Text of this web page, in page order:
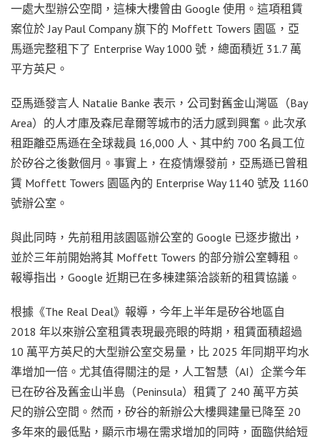
一處大型辦公空間，這棟大樓曾由 Google 使用。這項租賃
案位於 Jay Paul Company 旗下的 Moffett Towers 園區，亞
馬遜完整租下了 Enterprise Way 1000 號，總面積近 31.7 萬
平方英尺。
亞馬遜發言人 Natalie Banke 表示，公司對舊金山灣區（Bay
Area）的人才庫及森尼韋爾等城市的活力感到興奮。此次承
租距離亞馬遜在全球裁員 16,000 人、其中約 700 名員工位
於矽谷之後數個月。事實上，在疫情爆發前，亞馬遜已曾租
賃 Moffett Towers 園區內的 Enterprise Way 1140 號及 1160
號辦公室。
與此同時，先前租用該園區辦公室的 Google 已逐步撤出，
並於三年前開始將其 Moffett Towers 的部分辦公室轉租。
報導指出，Google 近期已在多棟建築洽談新的租賃協議。
根據《The Real Deal》報導，今年上半年是矽谷地區自
2018 年以來辦公室租賃表現最亮眼的時期，租賃面積超過
10 萬平方英尺的大型辦公室交易量，比 2025 年同期平均水
準增加一倍。尤其值得關注的是，人工智慧（AI）企業今年
已在矽谷及舊金山半島（Peninsula）租賃了 240 萬平方英
尺的辦公空間。然而，矽谷的新辦公大樓興建量已降至 20
多年來的最低點，顯示市場在需求增加的同時，面臨供給短